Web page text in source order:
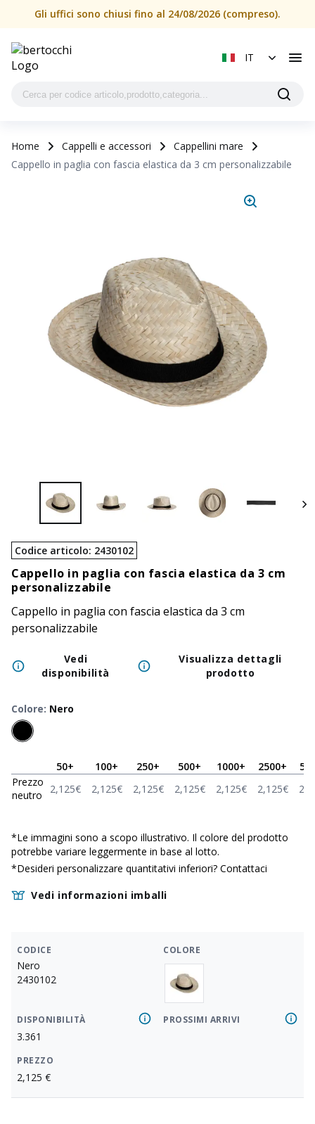
Gli uffici sono chiusi fino al 24/08/2026 (compreso).
IT
Home Cappelli e accessori
Cappellini mare
Cappello in paglia con fascia elastica da 3 cm personalizzabile
Codice articolo: 2430102
Cappello in paglia con fascia elastica da 3 cm
personalizzabile
Cappello in paglia con fascia elastica da 3 cm
personalizzabile
Vedi
disponibilità
Visualizza dettagli
prodotto
Colore: Nero
50+ 100+ 250+ 500+ 1000+ 2500+
Prezzo
neutro
2,125€ 2,125€ 2,125€ 2,125€ 2,125€ 2,125€
*Le immagini sono a scopo illustrativo. Il colore del prodotto
potrebbe variare leggermente in base al lotto.
*Desideri personalizzare quantitativi inferiori? Contattaci
Vedi informazioni imballi
CODICE
Nero
2430102
COLORE
PREZZO
2,125 €
DISPONIBILITÀ
3.361
PROSSIMI ARRIVI